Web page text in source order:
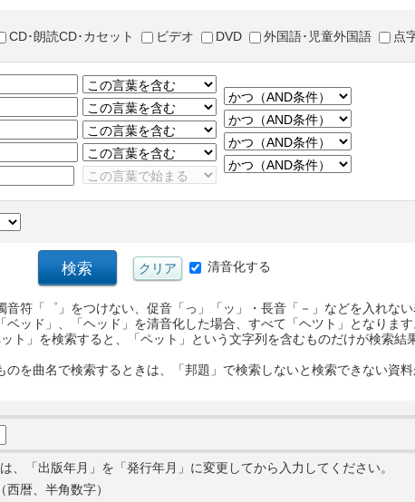
CD･朗読CD･カセット ビデオ DVD 外国語･児童外国語 点
清音化する
符「゜」をつけない、促音「っ」「ッ」・長音「－」などを入れない
ベッド」、「ヘッド」を清音化した場合、すべて「ヘツト」となります
ト」を検索すると、「ペット」という文字列を含むものだけが検索結
を曲名で検索するときは、「邦題」で検索しないと検索できない資料
「出版年月」を「発行年月」に変更してから入力してください。
暦、半角数字）